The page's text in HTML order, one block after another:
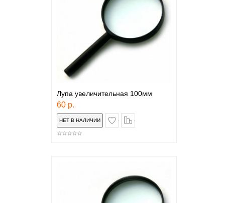
Лупа увеличительная 100мм
60 р.
в закладки